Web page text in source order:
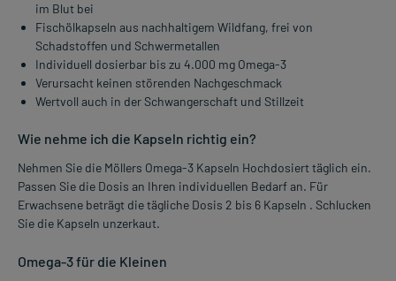
im Blut bei
Fischölkapseln aus nachhaltigem Wildfang, frei von
Schadstoffen und Schwermetallen
Individuell dosierbar bis zu 4.000 mg Omega-3
Verursacht keinen störenden Nachgeschmack
Wertvoll auch in der Schwangerschaft und Stillzeit
Wie nehme ich die Kapseln richtig ein?
Nehmen Sie die Möllers Omega-3 Kapseln Hochdosiert täglich ein.
Passen Sie die Dosis an Ihren individuellen Bedarf an. Für
Erwachsene beträgt die tägliche Dosis 2 bis 6 Kapseln . Schlucken
Sie die Kapseln unzerkaut.
Omega-3 für die Kleinen